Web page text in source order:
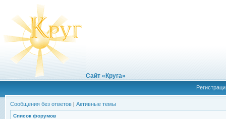
Сайт «Круга»
Сообщения без ответов | Активные темы
Список форумов